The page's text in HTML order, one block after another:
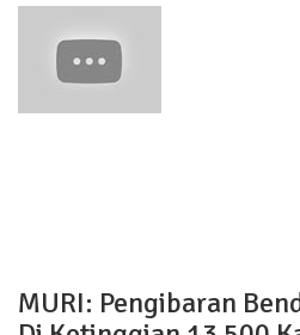
MURI: Pengibaran